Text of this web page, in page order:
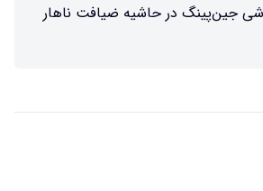
جین‌پینگ در حاشیه ضیافت ناهار